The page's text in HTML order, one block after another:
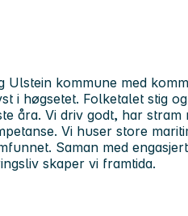
kommune med
i høgsetet. Folketalet stig
åra. Vi driv godt, har stram
Vi huser store
Saman med
skaper vi framtida.